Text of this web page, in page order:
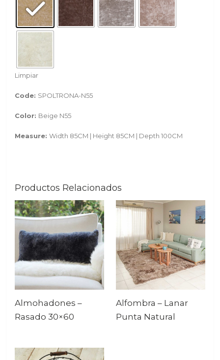
Limpiar
Code: SPOLTRONA-N55
Color: Beige N55
Measure:Width 85CM | Height 85CM | Depth 100CM
Productos Relacionados
Almohadones –
Rasado 30×60
Alfombra – Lanar
Punta Natural